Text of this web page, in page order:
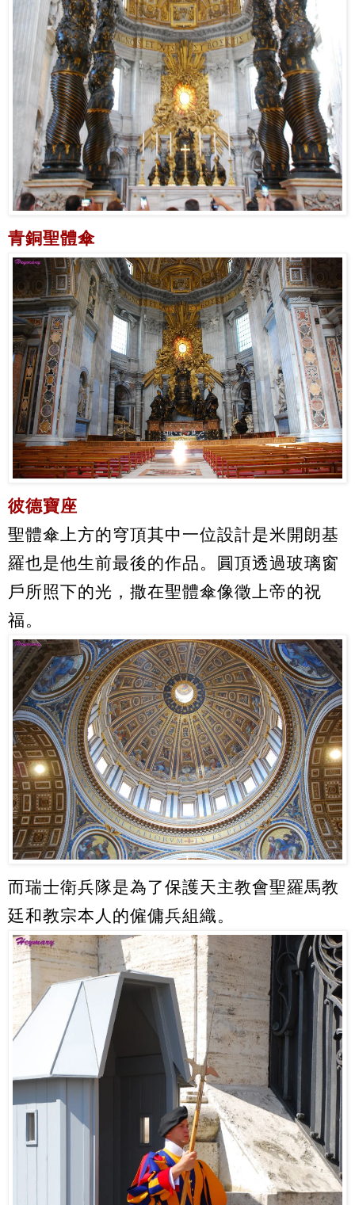
青銅聖體傘
彼德寶座
聖體傘上方的穹頂其中一位設計是米開朗基
羅也是他生前最後的作品。圓頂透過玻璃窗
戶所照下的光，撒在聖體傘像徵上帝的祝
福。
而瑞士衛兵隊是為了保護天主教會聖羅馬教
廷和教宗本人的僱傭兵組織。